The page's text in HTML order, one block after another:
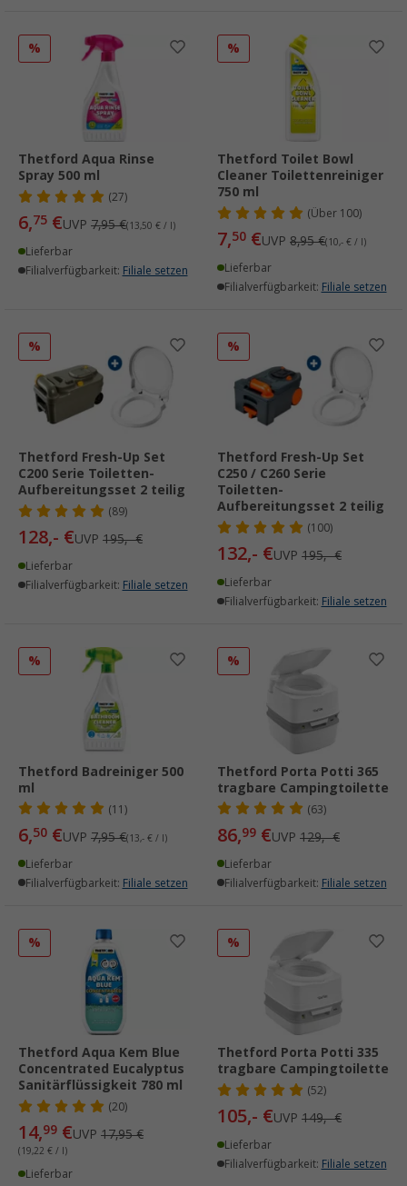
%
Thetford Aqua Rinse
Spray 500 ml
(27)
6,75 €UVP 7,95 €(13,50 € / l)
Lieferbar
Filialverfügbarkeit: Filiale setzen
%
Thetford Toilet Bowl
Cleaner Toilettenreiniger
750 ml
(Über100)
7,50 €UVP 8,95 €(10,- € / l)
Lieferbar
Filialverfügbarkeit: Filiale setzen
%
Thetford Fresh-Up Set
C200 Serie Toiletten-
Aufbereitungsset 2 teilig
(89)
128,- €UVP 195,- €
Lieferbar
Filialverfügbarkeit: Filiale setzen
%
Thetford Fresh-Up Set
C250 / C260 Serie
Toiletten-
Aufbereitungsset 2 teilig
(100)
132,- €UVP 195,- €
Lieferbar
Filialverfügbarkeit: Filiale setzen
%
Thetford Badreiniger 500
ml
(11)
6,50 €UVP 7,95 €(13,- € / l)
Lieferbar
Filialverfügbarkeit: Filiale setzen
%
Thetford Porta Potti 365
tragbare Campingtoilette
(63)
86,99 €UVP 129,- €
Lieferbar
Filialverfügbarkeit: Filiale setzen
%
Thetford Aqua Kem Blue
Concentrated Eucalyptus
Sanitärflüssigkeit 780 ml
(20)
14,99 €UVP 17,95 €
(19,22 € / l)
Lieferbar
%
Thetford Porta Potti 335
tragbare Campingtoilette
(52)
105,- €UVP 149,- €
Lieferbar
Filialverfügbarkeit: Filiale setzen